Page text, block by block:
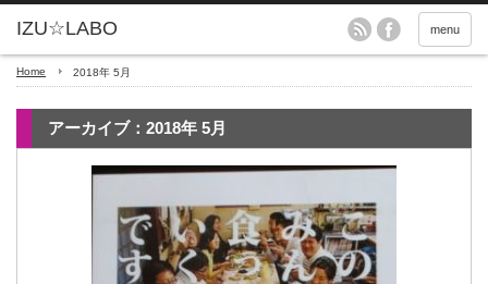
menu
Home 2018年 5月
アーカイブ：2018年 5月